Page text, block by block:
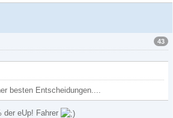
43
besten Entscheidungen....
der eUp! Fahrer